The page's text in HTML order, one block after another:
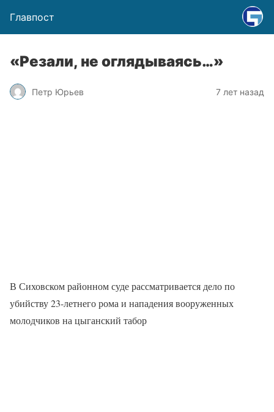
Главпост
«Резали, не оглядываясь…»
Петр Юрьев 7 лет назад
В Сиховском районном суде рассматривается дело по
убийству 23-летнего рома и нападения вооруженных
молодчиков на цыганский табор